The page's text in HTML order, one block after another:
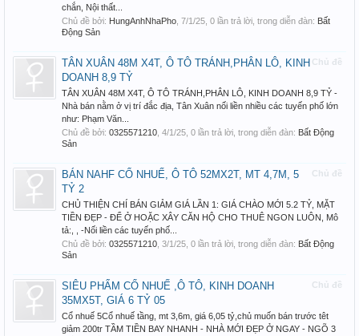
chắn, Nội thất...
Chủ đề bởi: HungAnhNhaPho 7/1/25 , 0 lần trả lời, trong diễn đàn: Bất
Động Sản
Chủ đề
TÂN XUÂN 48M X4T, Ô TÔ TRÁNH,PHÂN LÔ, KINH
DOANH 8,9 TỶ
TÂN XUÂN 48M X4T, Ô TÔ TRÁNH,PHÂN LÔ, KINH DOANH 8,9 TỶ -
Nhà bán nằm ở vị trí đắc địa, Tân Xuân nối liền nhiều các tuyến phố lớn
như: Phạm Văn...
Chủ đề bởi: 0325571210 4/1/25 , 0 lần trả lời, trong diễn đàn: Bất Động
Sản
Chủ đề
BÁN NAHF CỔ NHUẾ, Ô TÔ 52MX2T, MT 4,7M, 5
TỶ 2
CHỦ THIỆN CHÍ BÁN GIẢM GIÁ LẦN 1: GIÁ CHÀO MỚI 5.2 TỶ, MẶT
TIỀN ĐẸP - ĐỂ Ở HOẶC XÂY CĂN HỘ CHO THUÊ NGON LUÔN, Mô
tả:, , -Nối liền các tuyến phố...
Chủ đề bởi: 0325571210 3/1/25 , 0 lần trả lời, trong diễn đàn: Bất Động
Sản
Chủ đề
SIÊU PHẨM CỔ NHUẾ ,Ô TÔ, KINH DOANH
35MX5T, GIÁ 6 TỶ 05
Cổ nhuế 5Cổ nhuế tầng, mt 3,6m, giá 6,05 tỷ,chủ muốn bán trước têt
giảm 200tr TẦM TIỀN BAY NHANH - NHÀ MỚI ĐẸP Ở NGAY - NGÕ 3